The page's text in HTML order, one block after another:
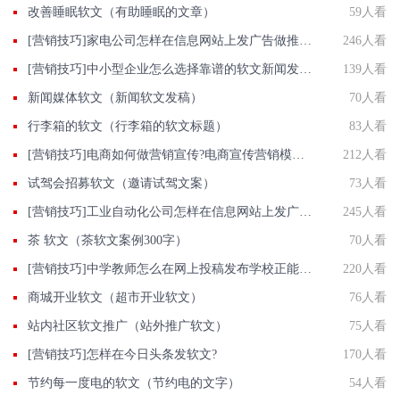
改善睡眠软文（有助睡眠的文章） 59人看
246人看
139人看
新闻媒体软文（新闻软文发稿） 70人看
行李箱的软文（行李箱的软文标题） 83人看
212人看
试驾会招募软文（邀请试驾文案） 73人看
245人看
茶 软文（茶软文案例300字） 70人看
220人看
商城开业软文（超市开业软文） 76人看
站内社区软文推广（站外推广软文） 75人看
[营销技巧]怎样在今日头条发软文? 170人看
节约每一度电的软文（节约电的文字） 54人看